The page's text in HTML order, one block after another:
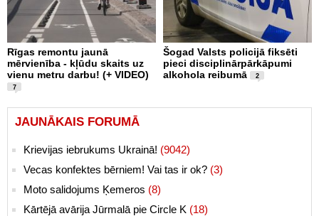
Rīgas remontu jaunā
mērvienība - kļūdu skaits uz
vienu metru darbu! (+ VIDEO)
7
Šogad Valsts policijā fiksēti
pieci disciplinārpārkāpumi
alkohola reibumā
2
JAUNĀKAIS FORUMĀ
Krievijas iebrukums Ukrainā! (9042)
Vecas konfektes bērniem! Vai tas ir ok? (3)
Moto salidojums Ķemeros (8)
Kārtējā avārija Jūrmalā pie Circle K (18)